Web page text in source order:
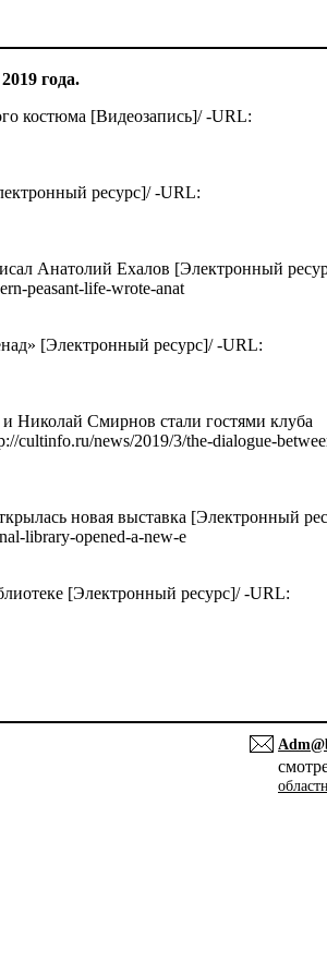
года.
костюма [Видеозапись]/ -URL:
ресурс]/ -URL:
Анатолий Ехалов [Электронный
peasant-life-wrote-anat
[Электронный ресурс]/ -URL:
Николай Смирнов стали гостями клуба
cultinfo.ru/news/2019/3/the-dialogue-
новая выставка [Электронный
library-opened-a-new-e
[Электронный ресурс]/ -URL: